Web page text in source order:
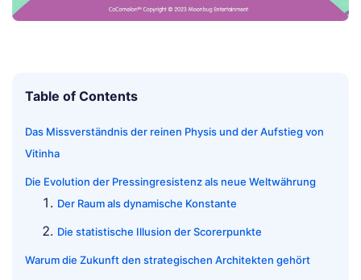
Table of Contents
Das Missverständnis der reinen Physis und der Aufstieg von
Vitinha
Die Evolution der Pressingresistenz als neue Weltwährung
Der Raum als dynamische Konstante
Die statistische Illusion der Scorerpunkte
Warum die Zukunft den strategischen Architekten gehört